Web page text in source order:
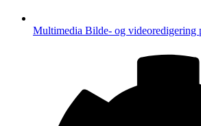
Multimedia Bilde- og videoredigering